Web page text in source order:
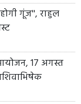
गूंज'', राहुल
17 अगस्त